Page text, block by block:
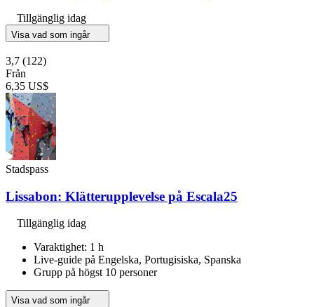
Tillgänglig idag
Visa vad som ingår
3,7 (122)
Från
6,35 US$
Stadspass
Lissabon: Klätterupplevelse på Escala25
Tillgänglig idag
Varaktighet: 1 h
Live-guide på Engelska, Portugisiska, Spanska
Grupp på högst 10 personer
Visa vad som ingår